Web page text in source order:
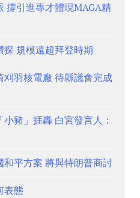
撐引進專才體現MAGA精
規模遠超拜登時期
刈羽核電廠 待縣議會完成
豬」捱轟 白宮發言人：
和平方案 將與特朗普商討
表態